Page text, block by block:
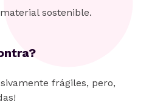
sostenible.
frágiles, pero,